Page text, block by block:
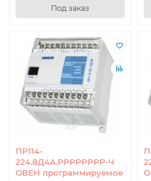
Под заказ
ПР114-
224.8Д4А.РРРРРРРР-Ч
ОВЕН программируемое